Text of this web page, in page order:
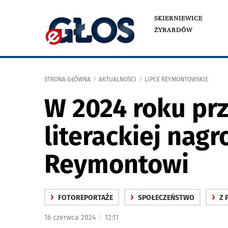
SKIERNIEWICE
ŻYRARDÓW
STRONA GŁÓWNA AKTUALNOŚCI LIPCE REYMONTOWSKIE
W 2024 roku
literackiej
Reymontowi
› FOTOREPORTAŻE › SPOŁECZEŃSTWO › Z
16 czerwca 2024 12:11